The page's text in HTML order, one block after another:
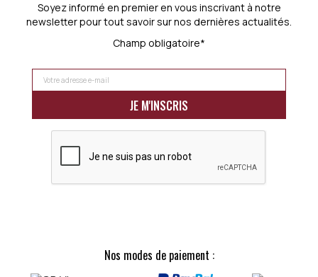
Soyez informé en premier en vous inscrivant à notre
newsletter pour tout savoir sur nos dernières actualités.
Champ obligatoire*
Nos modes de paiement :